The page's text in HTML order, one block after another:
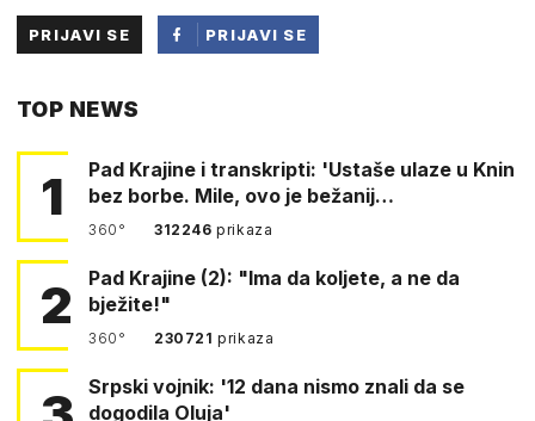
PRIJAVI SE
PRIJAVI SE
TOP NEWS
1
Pad Krajine i transkripti: 'Ustaše ulaze u Knin
bez borbe. Mile, ovo je bežanij…
360° 312246prikaza
2
Pad Krajine (2): "Ima da koljete, a ne da
bježite!"
360° 230721prikaza
Srpski vojnik: '12 dana nismo znali da se
dogodila Oluja'